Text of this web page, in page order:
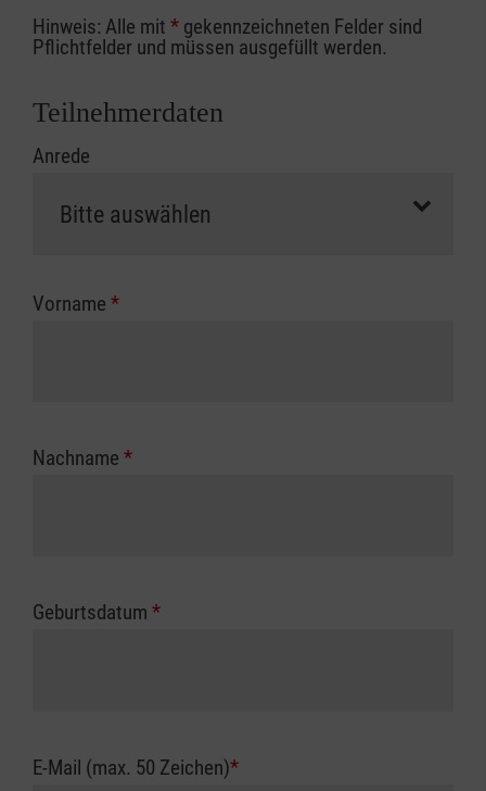
Sofern Sie ein Kostenübernahmeverfahren
Ihrer Berufsgenossenschaft / Unfallkasse
Abrechnungsunterlagen spätestens zu
erfolgt eine Abrechnung der vollen Kursgebühr
Die notwendigen Formulare für die
zuständigen Berufsgenossenschaft oder
Hinweis: Alle mit * gekennzeichneten Felder sind
Pflichtfelder und müssen ausgefüllt werden.
Teilnehmerdaten
Anrede
Vorname *
Nachname *
Geburtsdatum *
E-Mail (max. 50 Zeichen)*